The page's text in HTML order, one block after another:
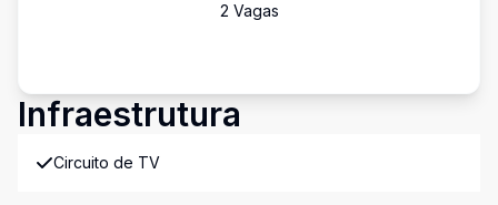
2 Vagas
Infraestrutura
Circuito de TV